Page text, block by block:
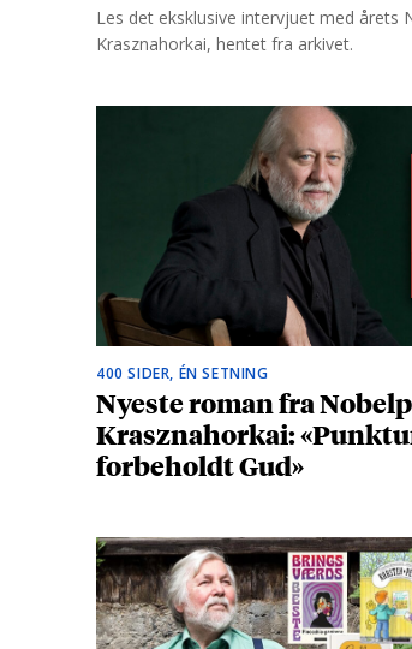
Les det eksklusive intervjuet med årets
Krasznahorkai, hentet fra arkivet.
400 SIDER, ÉN SETNING
Nyeste roman fra
Krasznahorkai:
forbeholdt Gud»